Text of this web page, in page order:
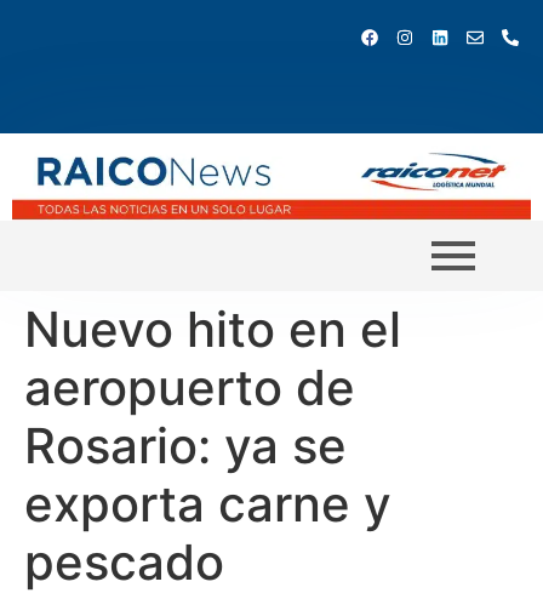
Nuevo hito en el
aeropuerto de
Rosario: ya se
exporta carne y
pescado